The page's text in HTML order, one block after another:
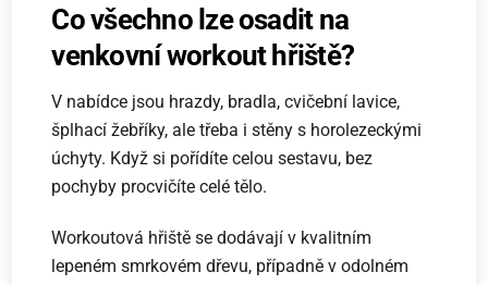
Co všechno lze osadit na
venkovní workout hřiště?
V nabídce jsou hrazdy, bradla, cvičební lavice,
šplhací žebříky, ale třeba i stěny s horolezeckými
úchyty. Když si pořídíte celou sestavu, bez
pochyby procvičíte celé tělo.
Workoutová hřiště se dodávají v kvalitním
lepeném smrkovém dřevu, případně v odolném